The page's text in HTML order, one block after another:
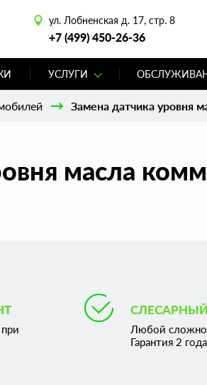
ул. Лобненская д. 17, стр. 8
+7 (499) 450-26-36
УСЛУГИ
Замена датчика уровня
масла
Любой
Гарантия 2 года